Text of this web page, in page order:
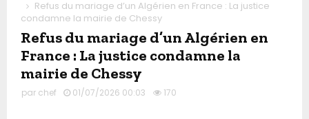
Refus du mariage d’un Algérien en France : La justice
condamne la mairie de Chessy
Refus du mariage d’un Algérien en
France : La justice condamne la
mairie de Chessy
par chef 01/07/2026 00:03 170